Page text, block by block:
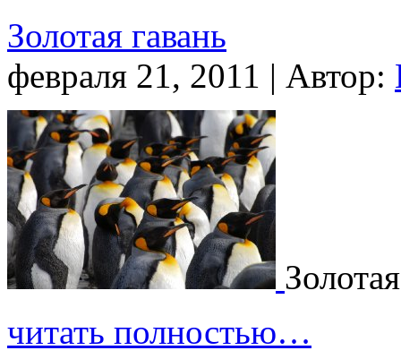
Золотая гавань
февраля 21, 2011 | Автор:
читать полностью…